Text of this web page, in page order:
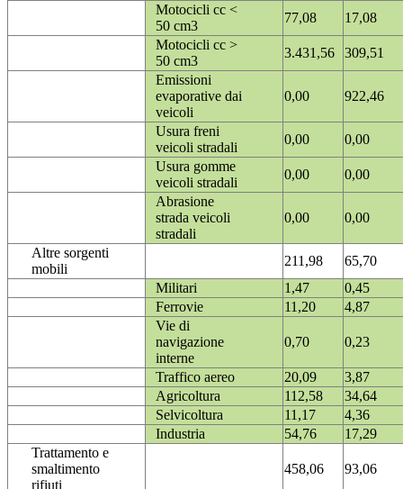
Motocicli cc <
50 cm3
77,08
17,08
Motocicli cc >
50 cm3
3.431,56
309,51
Emissioni
evaporative dai
veicoli
0,00 922,46
Usura freni
veicoli stradali
0,00
0,00
Usura gomme
veicoli stradali
0,00
0,00
Abrasione
strada veicoli
stradali
0,00 0,00
Altre sorgenti
mobili
211,98
65,70
Militari
1,47
0,45
Ferrovie
11,20
4,87
Vie di
navigazione
interne
0,70 0,23
Traffico aereo 20,09
3,87
Agricoltura
112,58
34,64
Selvicoltura
11,17
4,36
Industria
54,76
17,29
Trattamento e
smaltimento
rifiuti
458,06 93,06